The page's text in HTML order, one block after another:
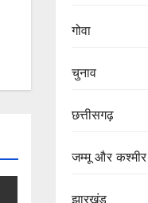
गोवा
चुनाव
छत्तीसगढ़
जम्मू और कश्मीर
झारखंड